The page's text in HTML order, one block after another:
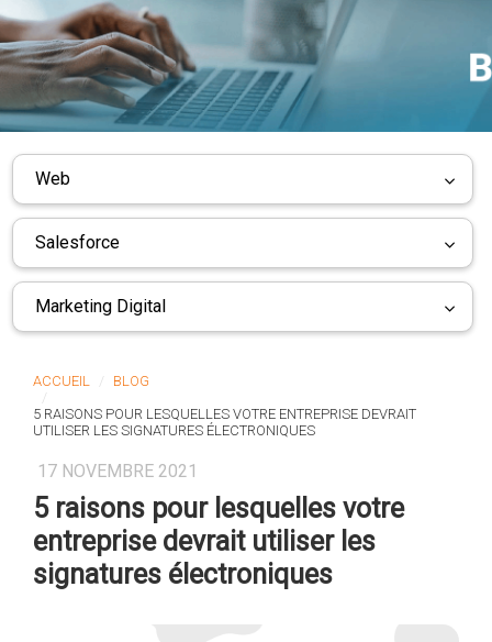
Web
Salesforce
Marketing Digital
ACCUEIL
BLOG
5 RAISONS POUR LESQUELLES VOTRE ENTREPRISE DEVRAIT
UTILISER LES SIGNATURES ÉLECTRONIQUES
17 NOVEMBRE 2021
5 raisons pour lesquelles votre
entreprise devrait utiliser les
signatures électroniques